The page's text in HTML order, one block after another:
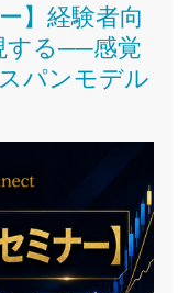
】 経験者向
する──感覚
パンモデル